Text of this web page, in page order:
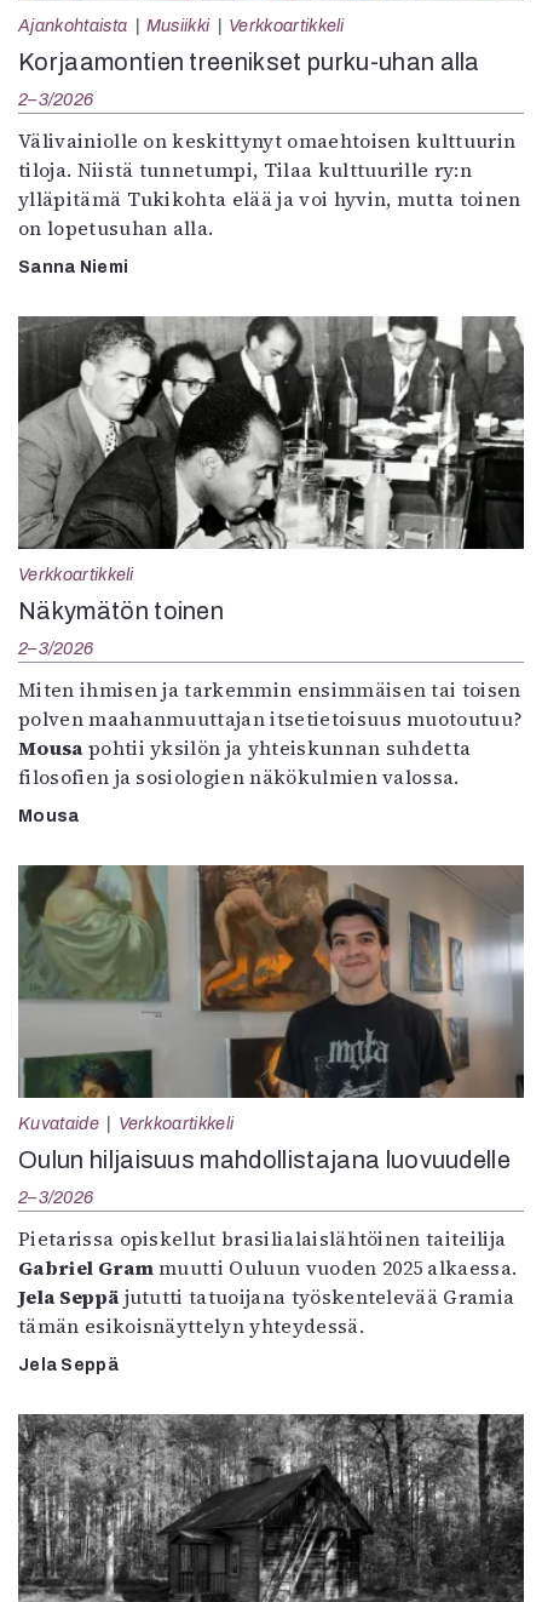
Ajankohtaista Musiikki Verkkoartikkeli
Korjaamontien treenikset purku-uhan alla
2–3/2026
Välivainiolle on keskittynyt omaehtoisen kulttuurin
tiloja. Niistä tunnetumpi, Tilaa kulttuurille ry:n
ylläpitämä Tukikohta elää ja voi hyvin, mutta toinen
on lopetusuhan alla.
Sanna Niemi
Verkkoartikkeli
Näkymätön toinen
2–3/2026
Miten ihmisen ja tarkemmin ensimmäisen tai toisen
polven maahanmuuttajan itsetietoisuus muotoutuu?
Mousa pohtii yksilön ja yhteiskunnan suhdetta
filosofien ja sosiologien näkökulmien valossa.
Mousa
Kuvataide Verkkoartikkeli
Oulun hiljaisuus mahdollistajana luovuudelle
2–3/2026
Pietarissa opiskellut brasilialaislähtöinen taiteilija
Gabriel Grammuutti Ouluun vuoden 2025 alkaessa.
Jela Seppä jututti tatuoijana työskentelevää Gramia
tämän esikoisnäyttelyn yhteydessä.
Jela Seppä